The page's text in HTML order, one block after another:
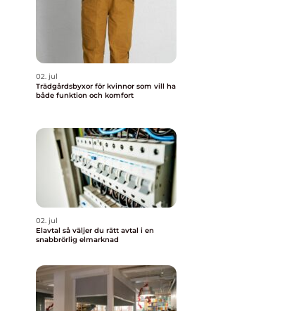
02. jul
Trädgårdsbyxor för kvinnor som vill ha
både funktion och komfort
02. jul
Elavtal så väljer du rätt avtal i en
snabbrörlig elmarknad